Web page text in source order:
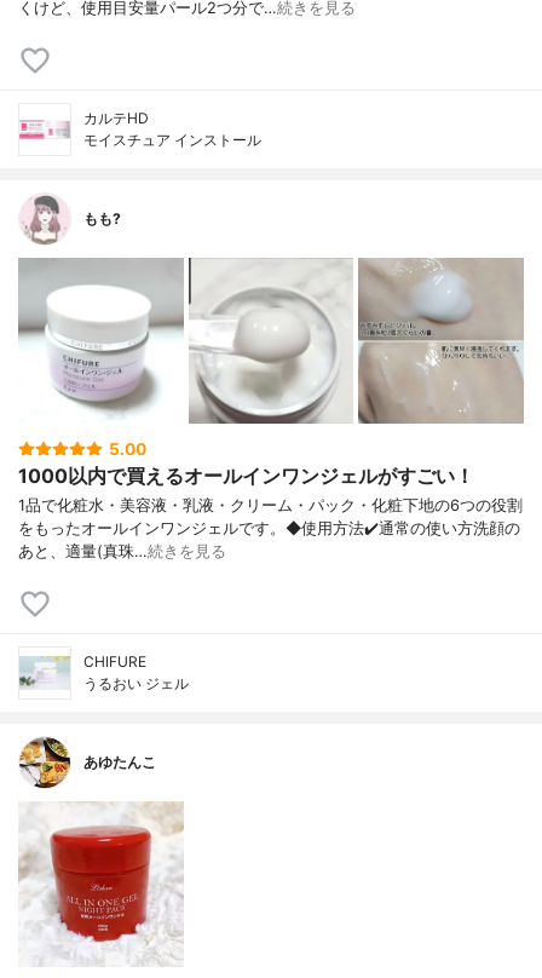
くけど、使用目安量パール2つ分で…続きを見る
カルテHD
モイスチュア インストール
もも?
5.00
1000以内で買えるオールインワンジェルがすごい！
1品で化粧水・美容液・乳液・クリーム・ パック・化粧下地の6つの役割
をもったオ ールインワンジェルです。 ◆使用方法 ✔️通常の使い方 洗顔の
あと、適量(真珠…続きを見る
CHIFURE
うるおい ジェル
あゆたんこ